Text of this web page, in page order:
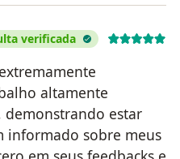
verificada
altamente
estar
informado sobre meus